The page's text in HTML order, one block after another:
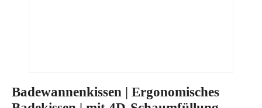
Badewannenkissen | Ergonomisches